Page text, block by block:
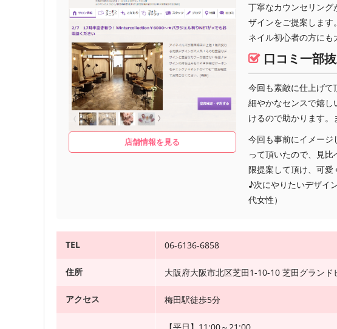
店舗情報を見る
丁寧なカウンセリン
ザインをご提案します。
ネイル初心者の方にも
口コミ一部
今回も素敵に仕上げて
細やかなセンスで嬉
けるので助かります
今回も事前にイメー
って頂いたので、見
限提案して頂け、可
♪次にやりたいデザイ
代女性）
TEL 06-6136-6858
住所 大阪府大阪市北区芝田1-10-10 芝田グランド
アクセス 梅田駅徒歩5分